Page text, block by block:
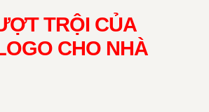
TRỘI CỦA
CHO NHÀ